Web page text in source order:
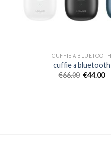
CUFFIE A BLUETOOTH
cuffie a bluetooth
€66.00 €44.00